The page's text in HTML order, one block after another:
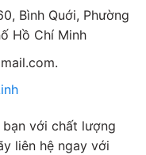
Bình Quới, Phường
Hồ Chí Minh
với chất lượng
liên hệ ngay với